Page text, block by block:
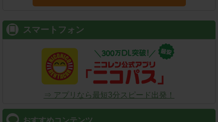
スマートフォン
⇒ アプリなら最短3分スピード出発！
おすすめコンテンツ